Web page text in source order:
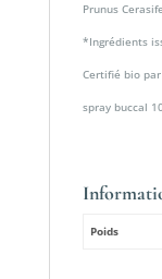
Prunus
*Ingrédients
Certifié bio
spray buccal
Poids